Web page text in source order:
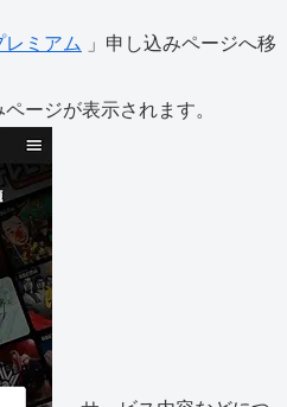
レミアム 」申し込みページへ移
ージが表示されます。